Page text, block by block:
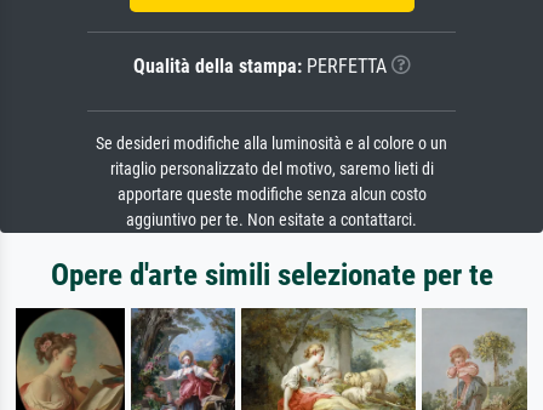
Qualità della stampa:PERFETTA
Se desideri modifiche alla luminosità e al colore o un
ritaglio personalizzato del motivo, saremo lieti di
apportare queste modifiche senza alcun costo
aggiuntivo per te. Non esitate a contattarci.
Opere d'arte simili selezionate per te